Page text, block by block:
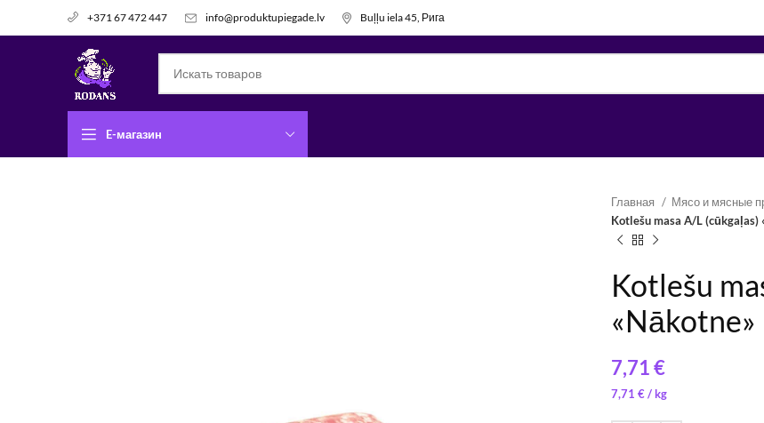
+371 67 472 447 info@produktupiegade.lv Buļļu iela 45, Рига
E-магазин
Главная Мясо и мясные
Kotlešu masa A/L (cūkgaļas)
Kotlešu
«Nākotne»
€
7,71 €/